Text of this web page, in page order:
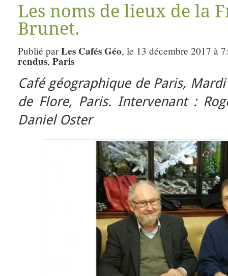
Les noms de lieux de la
Brunet.
Publié parLes Cafés Géo, le 13 décembre 2017 à
rendus, Paris
Café géographique de Paris,
de Flore, Paris. Intervenant :
Daniel Oster